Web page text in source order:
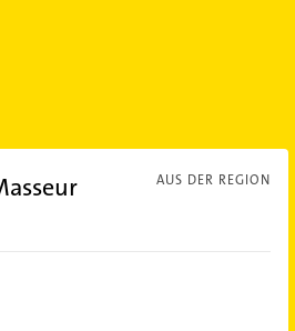
AUS DER REGION